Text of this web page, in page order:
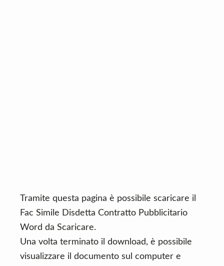
Tramite questa pagina è possibile scaricare il
Fac Simile Disdetta Contratto Pubblicitario
Word da Scaricare.
Una volta terminato il download, è possibile
visualizzare il documento sul computer e